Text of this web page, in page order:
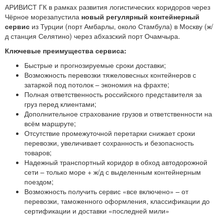
АРИВИСТ ГК в рамках развития логистических коридоров через
Чёрное морезапустила новый регулярный контейнерный
сервис из Турции (порт Амбарлы, около Стамбула) в Москву (ж/
д станция Селятино) через абхазский порт Очамчыра.
Ключевые преимущества сервиса:
Быстрые и прогнозируемые сроки доставки;
Возможность перевозки тяжеловесных контейнеров с
затаркой под потолок – экономия на фрахте;
Полная ответственность российского представителя за
груз перед клиентами;
Дополнительное страхование грузов и ответственности на
всём маршруте;
Отсутствие промежуточной перетарки снижает сроки
перевозки, увеличивает сохранность и безопасность
товаров;
Надежный транспортный коридор в обход автодорожной
сети – только море + ж/д с выделенным контейнерным
поездом;
Возможность получить сервис «все включено» – от
перевозки, таможенного оформления, классификации до
сертификации и доставки «последней мили»